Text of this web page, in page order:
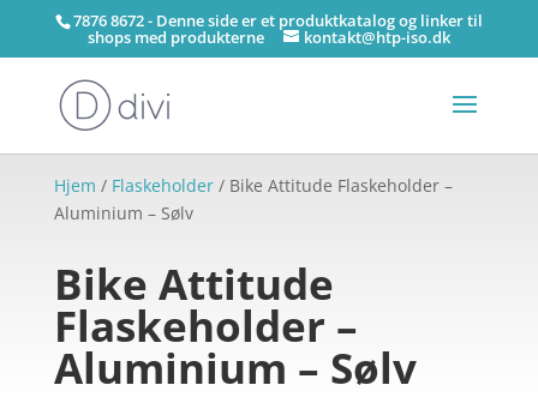
7876 8672 - Denne side er et produktkatalog og linker til
shops med produkterne kontakt@htp-iso.dk
Hjem / Flaskeholder/ Bike Attitude Flaskeholder –
Aluminium – Sølv
Bike Attitude
Flaskeholder –
Aluminium – Sølv